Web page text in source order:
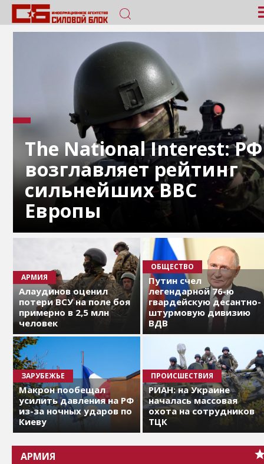
The National Interest: РФ
возглавляет рейтинг
сильнейших ВВС
Европы
АРМИЯ
Алаудинов оценил
потери ВСУ на поле боя
примерно в 2,5 млн
человек
ОБЩЕСТВО
Путин счел
легендарной 76-ю
гвардейскую десантно-
штурмовую дивизию
ВДВ
ЗАРУБЕЖЬЕ
Макрон пообещал
усилить давления на РФ
из-за ночных ударов по
Киеву
ПРОИСШЕСТВИЯ
РИАН: на Украине
началась массовая
охота на сотрудников
ТЦК
АРМИЯ